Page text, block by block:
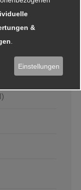
&
.
Einstellungen